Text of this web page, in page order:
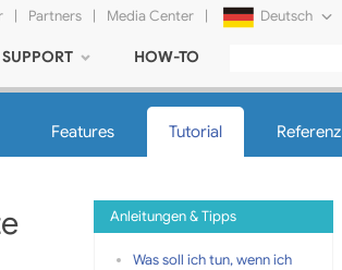
| Partners | Media Center | Deutsch
日本語
Русский
SUPPORT HOW-TO
Features Tutorial Referenz
Anleitungen & Tipps
Was soll ich tun, wenn ich